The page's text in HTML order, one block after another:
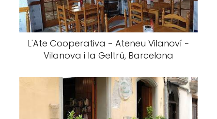
L'Ate Cooperativa - Ateneu Vilanoví -
Vilanova i la Geltrú, Barcelona